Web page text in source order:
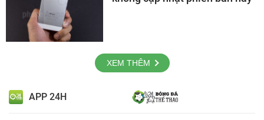
XEM THÊM
APP 24H